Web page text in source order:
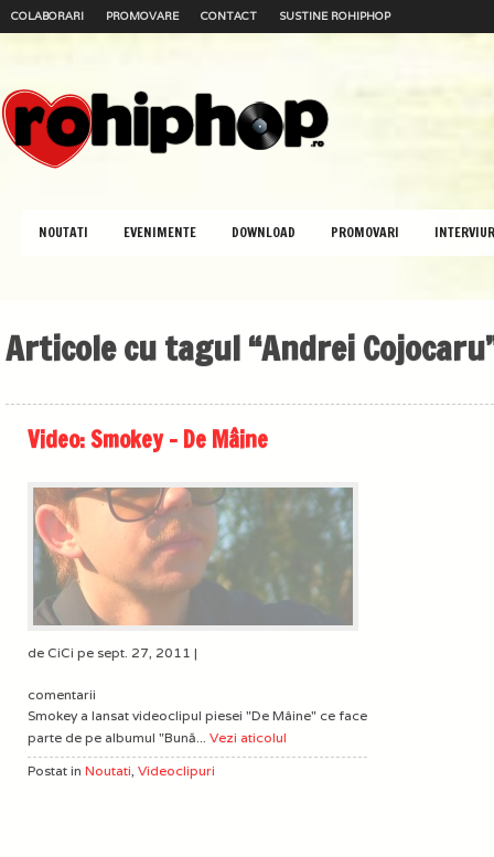
COLABORARI PROMOVARE CONTACT SUSTINE ROHIPHOP
NOUTATI EVENIMENTE DOWNLOAD PROMOVARI
Articole cu tagul “Andrei
Video: Smokey – De Mâine
de CiCi pe sept. 27, 2011 |
comentarii
Smokey a lansat videoclipul piesei "De Mâine" ce face
parte de pe albumul "Bună... Vezi aticolul
Postat in Noutati, Videoclipuri